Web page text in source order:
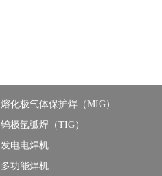
熔化极气体保护焊（MIG）
钨极氩弧焊（TIG）
发电电焊机
多功能焊机